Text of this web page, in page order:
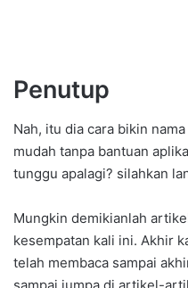
Penutup
Nah, itu dia cara bikin
mudah tanpa bantuan
tunggu apalagi? silahkan
Mungkin demikianlah
kesempatan kali ini. Akhir
telah membaca sampai